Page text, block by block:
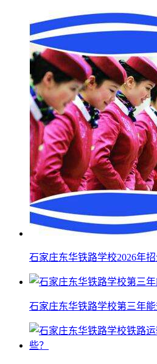
石家庄东华铁路学校2026年
石家庄东华铁路学校第三年能